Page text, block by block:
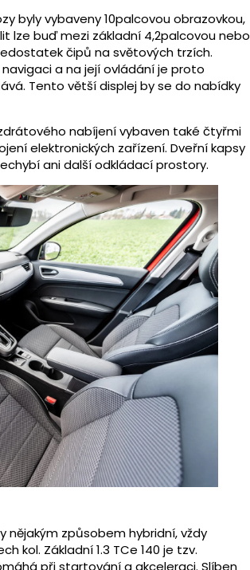
byly vybaveny 10palcovou obrazovkou,
lze buď mezi základní 4,2palcovou nebo
čipů na světových trzích.
a na její ovládání je proto
Tento větší displej by se do nabídky
nabíjení vybaven také čtyřmi
elektronických zařízení. Dveřní kapsy
ani další odkládací prostory.
nějakým způsobem hybridní, vždy
kol. Základní 1.3 TCe 140 je tzv.
při startování a akceleraci. Slíben